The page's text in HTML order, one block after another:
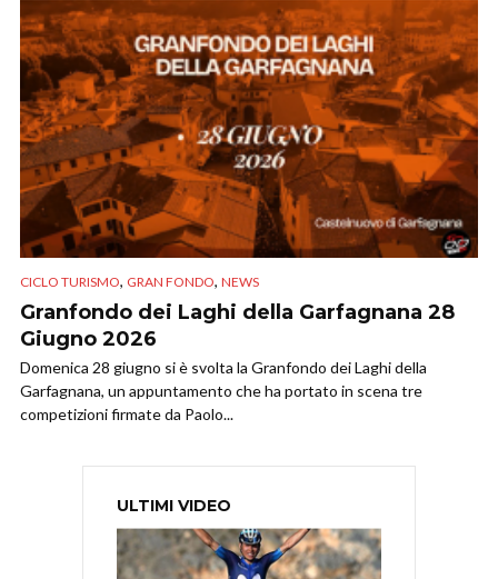
CICLO TURISMO, GRAN FONDO, NEWS
Granfondo dei Laghi della Garfagnana 28
Giugno 2026
Domenica 28 giugno si è svolta la Granfondo dei Laghi della
Garfagnana, un appuntamento che ha portato in scena tre
competizioni firmate da Paolo...
ULTIMI VIDEO